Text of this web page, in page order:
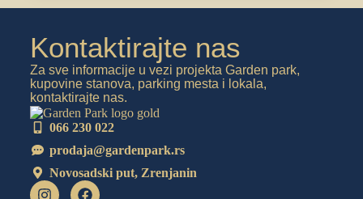
Kontaktirajte nas
Za sve informacije u vezi projekta Garden park,
kupovine stanova, parking mesta i lokala,
kontaktirajte nas.
066 230 022
prodaja@gardenpark.rs
Novosadski put, Zrenjanin